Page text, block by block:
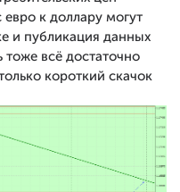
к доллару могут
и публикация данных
всё достаточно
короткий скачок